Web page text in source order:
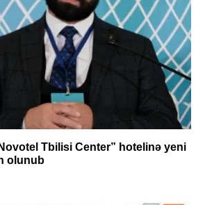
Tbilisi Center” hotelinə yeni
olunub